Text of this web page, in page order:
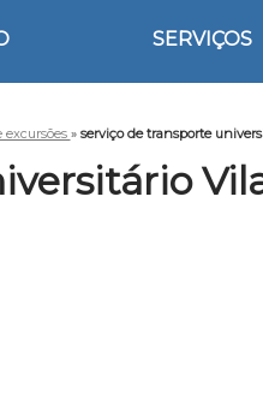
SERVIÇOS
excursões » serviço de transporte